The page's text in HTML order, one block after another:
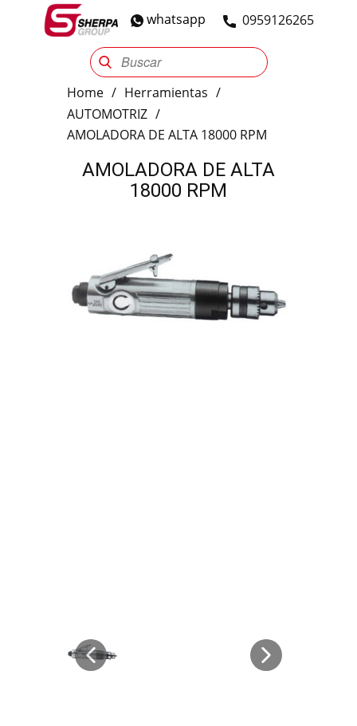
​0959126265
whatsapp
Sherpa Group Reencauche Automotriz
Home / Herramientas /
AUTOMOTRIZ /
AMOLADORA DE ALTA 18000 RPM
AMOLADORA DE ALTA
18000 RPM